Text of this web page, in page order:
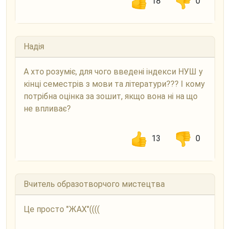
Надія
А хто розуміє, для чого введені індекси НУШ у
кінці семестрів з мови та літератури??? І кому
потрібна оцінка за зошит, якщо вона ні на що
не впливає?
13 0
Вчитель образотворчого мистецтва
Це просто "ЖАХ"((((